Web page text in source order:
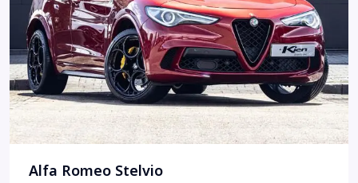
Alfa Romeo Stelvio